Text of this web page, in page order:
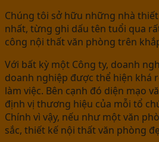
Chúng tôi sở hữu những nhà
nhất, từng ghi dấu tên tuổi qua
công nội thất văn phòng trên
Với bất kỳ một Công ty, doanh
doanh nghiệp được thể hiện khá
làm việc. Bên cạnh đó diện mạo
định vị thương hiệu của mỗi tổ
Chính vì vậy, nếu như một văn
sắc, thiết kế nội thất văn phòng